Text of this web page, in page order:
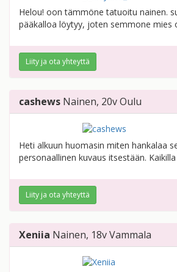
Helou! oon tämmöne tatuoitu nainen.
pääkalloa löytyy, joten semmone mies
Liity ja ota yhteyttä
cashews Nainen, 20vOulu
Heti alkuun huomasin miten hankalaa
personaallinen kuvaus itsestään. Kaikilla
Liity ja ota yhteyttä
Xeniia Nainen, 18vVammala